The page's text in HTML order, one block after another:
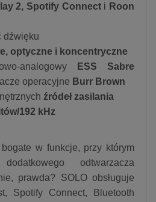
2, Spotify Connecti Roon
dźwięku
optyczne i koncentryczne
analogowy
ESS Sabre
operacyjne Burr Brown
źródeł zasilania
192 kHz
w funkcje, przy którym
odtwarzacza
prawda? SOLO obsługuje
Spotify Connect, Bluetooth